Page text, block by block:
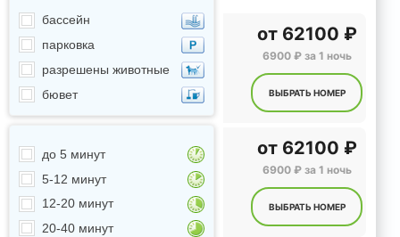
бассейн
парковка
разрешены животные
бювет
до 5 минут
5-12 минут
12-20 минут
20-40 минут
от62100 ₽
6900 ₽ за 1 ночь
ВЫБРАТЬ НОМЕР
от62100 ₽
6900 ₽ за 1 ночь
ВЫБРАТЬ НОМЕР